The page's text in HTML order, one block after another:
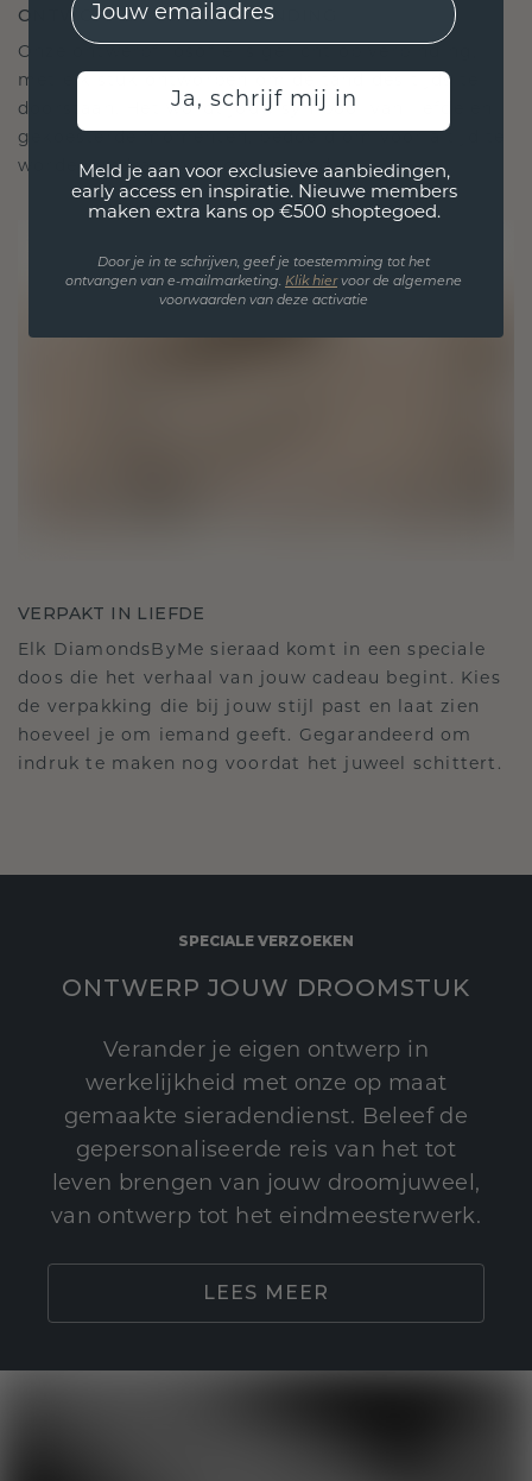
ONTWORPEN VOOR VERBINDING
Onze ontwerpfilosofie is gericht op verbinding,
met elk stuk ontworpen om de tand des tijds te
doorstaan. Het wordt jouw symbool van liefde en
gekoesterde momenten, bedoeld om voor altijd te
worden gedragen en gekoesterd.
VERPAKT IN LIEFDE
Elk DiamondsByMe sieraad komt in een speciale
doos die het verhaal van jouw cadeau begint. Kies
de verpakking die bij jouw stijl past en laat zien
hoeveel je om iemand geeft. Gegarandeerd om
indruk te maken nog voordat het juweel schittert.
SPECIALE VERZOEKEN
ONTWERP JOUW DROOMSTUK
Verander je eigen ontwerp in
werkelijkheid met onze op maat
gemaakte sieradendienst. Beleef de
gepersonaliseerde reis van het tot
leven brengen van jouw droomjuweel,
van ontwerp tot het eindmeesterwerk.
LEES MEER
Ja, schrijf mij in
Meld je aan voor exclusieve aanbiedingen,
early access en inspiratie. Nieuwe members
maken extra kans op €500 shoptegoed.
Door je in te schrijven, geef je toestemming tot het
ontvangen van e-mailmarketing. Klik hiervoor de algemene
voorwaarden van deze activatie